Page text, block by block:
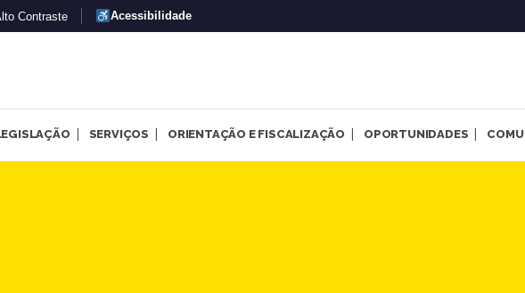
Contraste Acessibilidade
SERVIÇOS ORIENTAÇÃO E FISCALIZAÇÃO OPORTUNIDADES
pelas mulheres imigrantes e